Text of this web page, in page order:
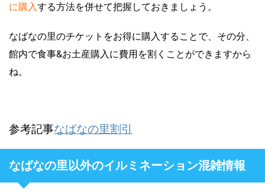
に購入する方法を併せて把握しておきましょう。
なばなの里のチケットをお得に購入することで、その分、
館内で食事&お土産購入に費用を割くことができますから
ね。
参考記事なばなの里割引
なばなの里以外のイルミネーション混雑情報